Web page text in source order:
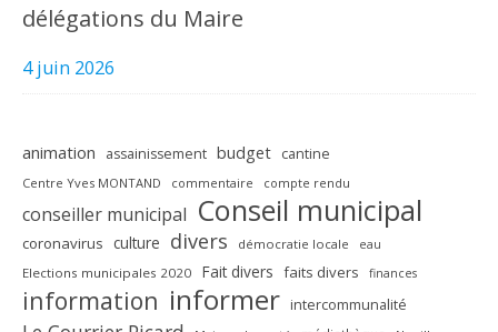
délégations du Maire
4 juin 2026
animation assainissement budget cantine
Centre Yves MONTAND commentaire compte rendu
conseiller municipal Conseil municipal
coronavirus culture divers démocratie locale eau
Elections municipales 2020 Fait divers faits divers finances
information informer intercommunalité